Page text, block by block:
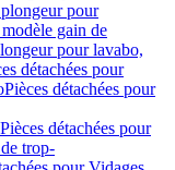
pour
gain de
pour lavabo,
détachées pour
Pièces détachées pour
Pièces détachées pour
trop-